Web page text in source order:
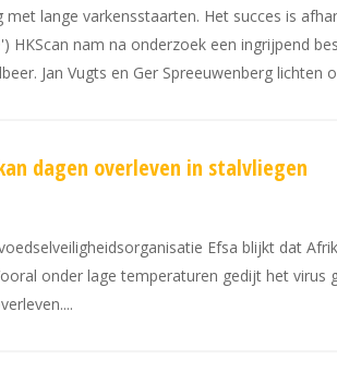
lange varkensstaarten. Het succes is
HKScan nam na onderzoek een ingrijpend
Jan Vugts en Ger Spreeuwenberg
dagen overleven in stalvliegen
Efsa blijkt dat
onder lage temperaturen gedijt het